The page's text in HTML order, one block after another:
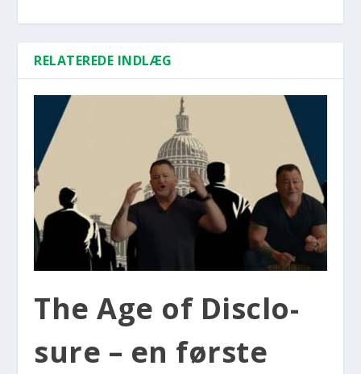
RELATEREDE INDLÆG
The Age of Disclo­
su­re – en før­ste